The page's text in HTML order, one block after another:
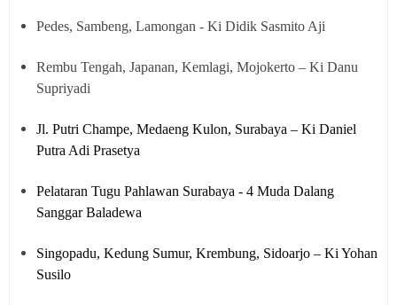
Pedes, Sambeng, Lamongan - Ki Didik Sasmito Aji
Rembu Tengah, Japanan, Kemlagi, Mojokerto – Ki Danu
Supriyadi
Jl. Putri Champe, Medaeng Kulon, Surabaya – Ki Daniel
Putra Adi Prasetya
Pelataran Tugu Pahlawan Surabaya - 4 Muda Dalang
Sanggar Baladewa
Singopadu, Kedung Sumur, Krembung, Sidoarjo – Ki Yohan
Susilo